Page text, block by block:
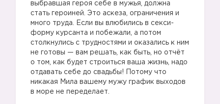
выбравшая героя себе в мужья, должна
стать героиней. Это аскеза, ограничения и
много труда. Если вы влюбились в секси-
форму курсанта и побежали, а потом
столкнулись с трудностями и оказались к ним
не готовы — вам решать, как быть, но отчёт
о том, как будет строиться ваша жизнь, надо
отдавать себе до свадьбы! Потому что
никакая Мила вашему мужу график выходов
в море не переделает.